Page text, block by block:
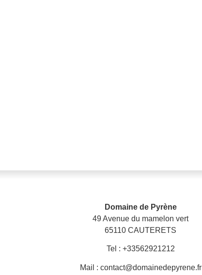
Domaine de Pyrène
49 Avenue du mamelon vert
65110 CAUTERETS
Tel : +33562921212
Mail : contact@domainedepyrene.fr